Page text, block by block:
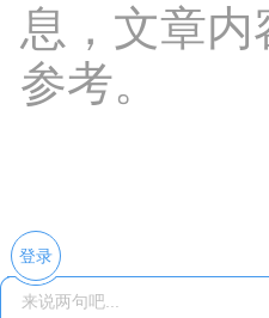
息，文章
参考。
登录